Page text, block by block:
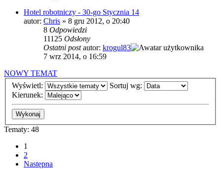
Hotel robotniczy - 30-go Stycznia 14
autor: Chris » 8 gru 2012, o 20:40
8 Odpowiedzi
11125 Odsłony
Ostatni postautor: krogul83
7 wrz 2014, o 16:59
NOWY TEMAT
Wyświetl:
Sortuj wg:
Kierunek:
Tematy: 48
1
2
Następna